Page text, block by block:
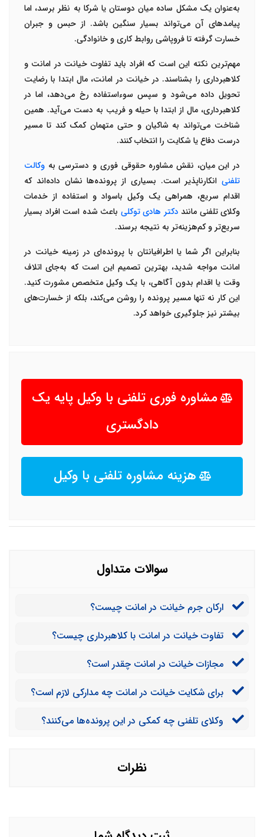
به‌عنوان یک مشکل ساده میان دوستان یا شرکا به نظر برسد، اما
پیامدهای آن می‌تواند بسیار سنگین باشد. از حبس و جبران
خسارت گرفته تا فروپاشی روابط کاری و خانوادگی.
مهم‌ترین نکته این است که افراد باید تفاوت خیانت در امانت و
کلاهبرداری را بشناسند. در خیانت در امانت، مال ابتدا با رضایت
تحویل داده می‌شود و سپس سوءاستفاده رخ می‌دهد، اما در
کلاهبرداری، مال از ابتدا با حیله و فریب به دست می‌آید. همین
شناخت می‌تواند به شاکیان و حتی متهمان کمک کند تا مسیر
درست دفاع یا شکایت را انتخاب کنند.
در این میان، نقش مشاوره حقوقی فوری و دسترسی به وکالت
تلفنی انکارناپذیر است. بسیاری از پرونده‌ها نشان داده‌اند که
اقدام سریع، همراهی یک وکیل باسواد و استفاده از خدمات
وکلای تلفنی مانند دکتر هادی توکلی باعث شده است افراد بسیار
سریع‌تر و کم‌هزینه‌تر به نتیجه برسند.
بنابراین اگر شما یا اطرافیانتان با پرونده‌ای در زمینه خیانت در
امانت مواجه شدید، بهترین تصمیم این است که به‌جای اتلاف
وقت یا اقدام بدون آگاهی، با یک وکیل متخصص مشورت کنید.
این کار نه تنها مسیر پرونده را روشن می‌کند، بلکه از خسارت‌های
بیشتر نیز جلوگیری خواهد کرد.
مشاوره فوری تلفنی با وکیل پایه یک
دادگستری
هزینه مشاوره تلفنی با وکیل
سوالات متداول
ارکان جرم خیانت در امانت چیست؟
تفاوت خیانت در امانت با کلاهبرداری چیست؟
مجازات خیانت در امانت چقدر است؟
برای شکایت خیانت در امانت چه مدارکی لازم است؟
نظرات